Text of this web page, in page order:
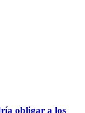
obligar a los